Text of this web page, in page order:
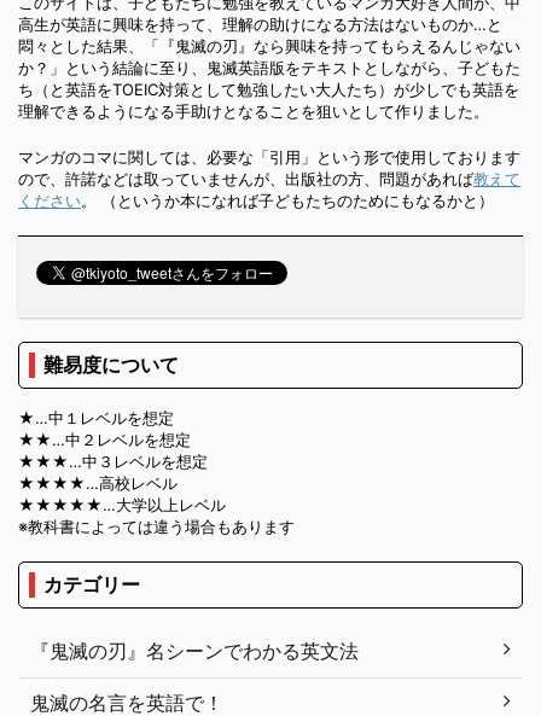
高生が英語に興味を持って、理解の助けになる方法はないものか…と
悶々とした結果、「『鬼滅の刃』なら興味を持ってもらえるんじゃない
か？」という結論に至り、鬼滅英語版をテキストとしながら、子どもた
ち（と英語をTOEIC対策として勉強したい大人たち）が少しでも英語を
理解できるようになる手助けとなることを狙いとして作りました。
マンガのコマに関しては、必要な「引用」という形で使用しております
ので、許諾などは取っていませんが、出版社の方、問題があれば教えて
ください。 （というか本になれば子どもたちのためにもなるかと）
難易度について
★…中１レベルを想定
★★…中２レベルを想定
★★★…中３レベルを想定
★★★★…高校レベル
★★★★★…大学以上レベル
※教科書によっては違う場合もあります
カテゴリー
『鬼滅の刃』名シーンでわかる英文法
鬼滅の名言を英語で！